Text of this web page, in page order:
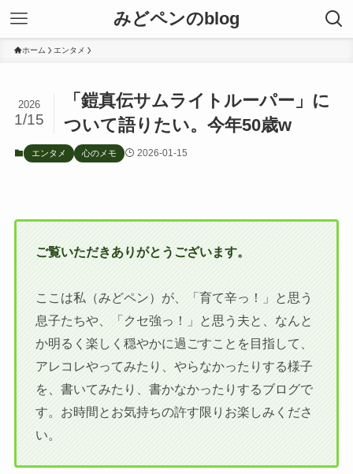
みどペンのblog
ホーム エンタメ
「鎧真伝サムライトルーパー」に
ついて語りたい。今年50歳w
2026
1/15
エンタメ 心のメモ 2026-01-15
ご覧いただきありがとうございます。
ここは私（みどペン）が、「育て辛っ！」と思う
息子たちや、「クセ強っ！」と思う夫と、なんと
か明るく楽しく穏やかに過ごすことを目指して、
アレコレやってみたり、やらなかったりする様子
を、書いてみたり、書かなかったりするブログで
す。お時間とお気持ちの許す限りお楽しみくださ
い。